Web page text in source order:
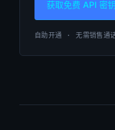
获取免费 API 密
自助开通 · 无需销售通